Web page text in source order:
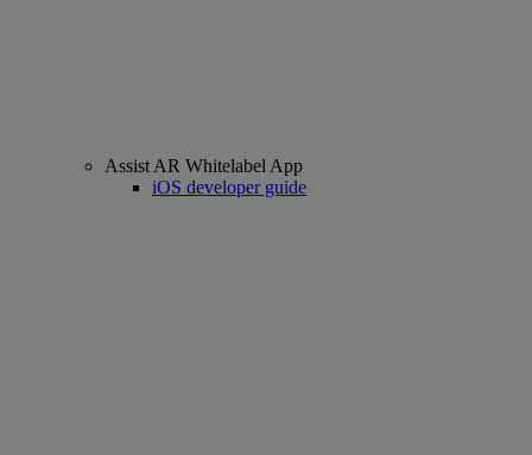
Assist AR Whitelabel App
iOS developer guide